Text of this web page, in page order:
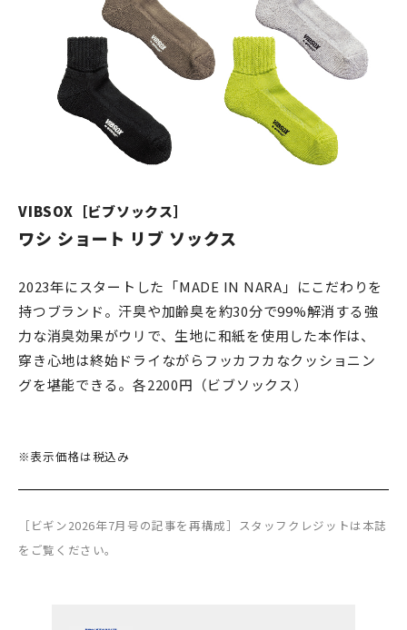
VIBSOX［ビブソックス］
ワシ ショート リブ ソックス
2023年にスタートした「MADE IN NARA」にこだわりを
持つブランド。汗臭や加齢臭を約30分で99%解消する強
力な消臭効果がウリで、生地に和紙を使用した本作は、
穿き心地は終始ドライながらフッカフカなクッショニン
グを堪能できる。各2200円（ビブソックス）
※表示価格は税込み
［ビギン2026年7月号の記事を再構成］スタッフクレジットは本誌
をご覧ください。